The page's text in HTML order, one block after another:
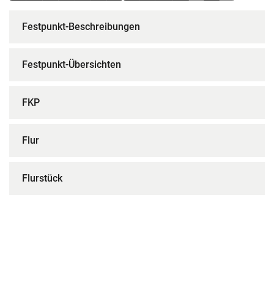
Festpunkt-Beschreibungen
Festpunkt-Übersichten
FKP
Flur
Flurstück